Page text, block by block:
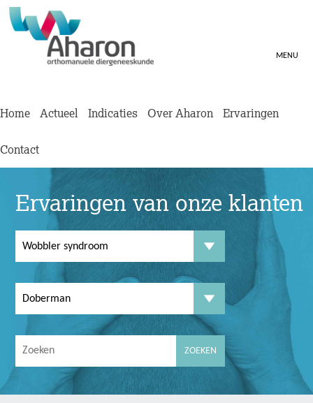
MENU
Home Actueel Indicaties Over Aharon Ervaringen
Contact
Ervaringen van onze klanten